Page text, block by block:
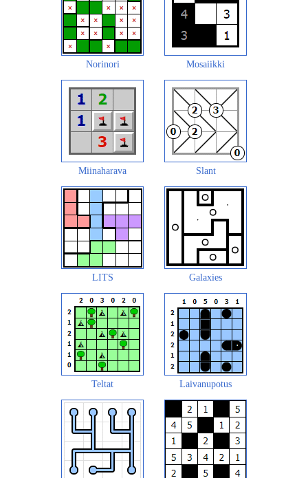
Norinori Mosaiikki
Miinaharava Slant
LITS Galaxies
Teltat Laivanupotus